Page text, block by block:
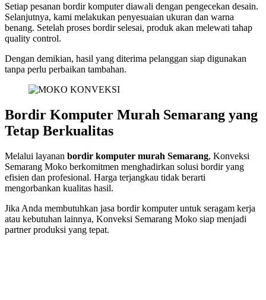
Setiap pesanan bordir komputer diawali dengan pengecekan desain.
Selanjutnya, kami melakukan penyesuaian ukuran dan warna
benang. Setelah proses bordir selesai, produk akan melewati tahap
quality control.
Dengan demikian, hasil yang diterima pelanggan siap digunakan
tanpa perlu perbaikan tambahan.
Bordir Komputer Murah Semarang yang
Tetap Berkualitas
Melalui layanan bordir komputer murah Semarang, Konveksi
Semarang Moko berkomitmen menghadirkan solusi bordir yang
efisien dan profesional. Harga terjangkau tidak berarti
mengorbankan kualitas hasil.
Jika Anda membutuhkan jasa bordir komputer untuk seragam kerja
atau kebutuhan lainnya, Konveksi Semarang Moko siap menjadi
partner produksi yang tepat.